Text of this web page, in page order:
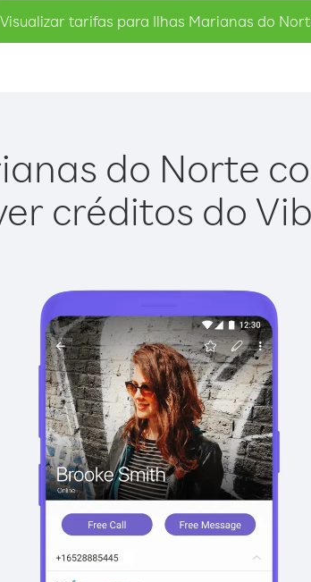
Visualizar tarifas para Ilhas Marianas do
do Norte
créditos do